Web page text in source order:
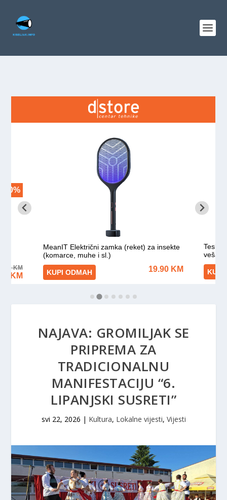
NAJAVA: GROMILJAK SE
PRIPREMA ZA
TRADICIONALNU
MANIFESTACIJU “6.
LIPANJSKI SUSRETI”
svi 22, 2026 | Kultura, Lokalne vijesti, Vijesti